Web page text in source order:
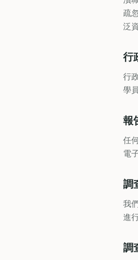
疏
泛
行
行
學
報
任
電
調
我
進
調